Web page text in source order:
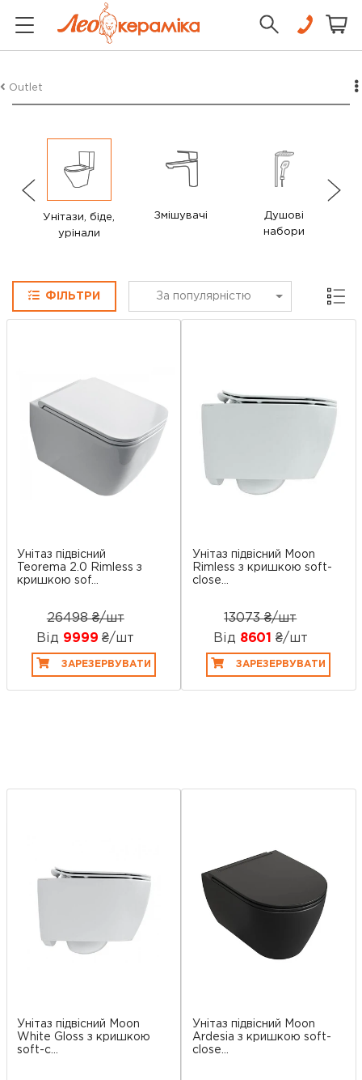
Outlet
Унітази, біде,
урінали
Змішувачі
Душові
набори
ФІЛЬТРИ За популярністю Сітка
Унітаз підвісний
Teorema 2.0 Rimless з
кришкою sof...
26498 ₴/шт
Від 9999₴/шт
ЗАРЕЗЕРВУВАТИ
Унітаз підвісний Moon
Rimless з кришкою soft-
close...
13073 ₴/шт
Від 8601 ₴/шт
ЗАРЕЗЕРВУВАТИ
Унітаз підвісний Moon
White Gloss з кришкою
soft-c...
Унітаз підвісний Moon
Ardesia з кришкою soft-
close...